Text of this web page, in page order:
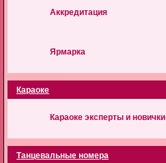
Аккредитация
Ярмарка
Караоке
Караоке эксперты и новички
Танцевальные номера